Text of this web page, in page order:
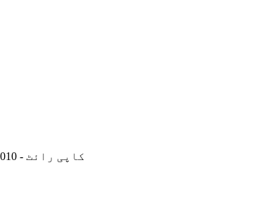
© کاپی رائٹ - 2010-2023: جملہ حقوق محفوظ ہیں۔